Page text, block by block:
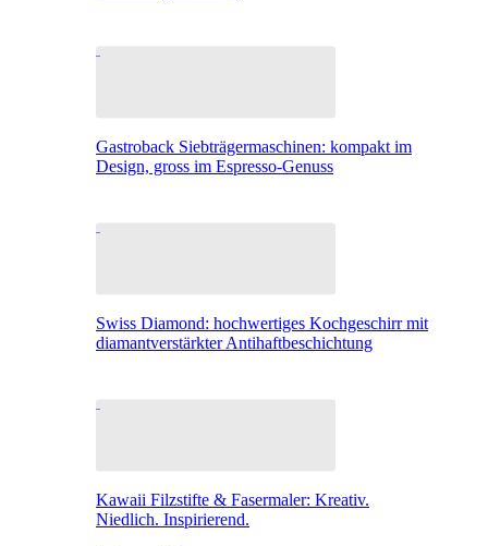
Gastroback Siebträgermaschinen: kompakt im
Design, gross im Espresso-Genuss
Swiss Diamond: hochwertiges Kochgeschirr mit
diamantverstärkter Antihaftbeschichtung
Kawaii Filzstifte & Fasermaler: Kreativ.
Niedlich. Inspirierend.